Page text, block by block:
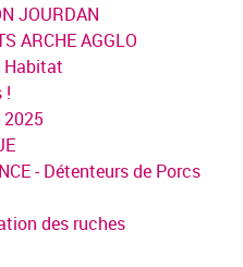
JOURDAN
ARCHE AGGLO
Habitat
!
2025
- Détenteurs de Porcs
des ruches